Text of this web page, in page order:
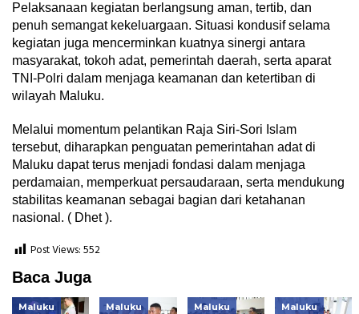
Pelaksanaan kegiatan berlangsung aman, tertib, dan
penuh semangat kekeluargaan. Situasi kondusif selama
kegiatan juga mencerminkan kuatnya sinergi antara
masyarakat, tokoh adat, pemerintah daerah, serta aparat
TNI-Polri dalam menjaga keamanan dan ketertiban di
wilayah Maluku.
Melalui momentum pelantikan Raja Siri-Sori Islam
tersebut, diharapkan penguatan pemerintahan adat di
Maluku dapat terus menjadi fondasi dalam menjaga
perdamaian, memperkuat persaudaraan, serta mendukung
stabilitas keamanan sebagai bagian dari ketahanan
nasional. ( Dhet ).
Post Views:552
Baca Juga
Maluku Maluku Maluku Maluku